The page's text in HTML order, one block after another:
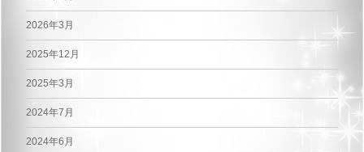
2026年3月
2025年12月
2025年3月
2024年7月
2024年6月